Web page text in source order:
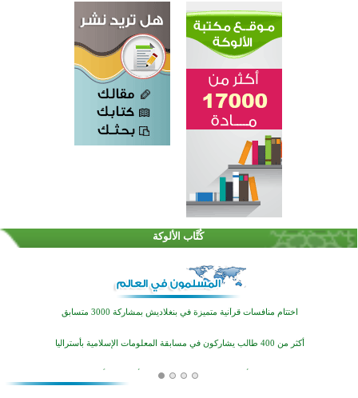
كُتَّاب الألوكة
اختتام الدورة التاسعة لمسابقة حفظ وتلاوة القرآن الكريم في أزناكاييف
تيسليتش تختتم برنامجا تعليميا لتعزيز القيم وبناء الشخصية للشباب المسلمين
اختتام منافسات قرآنية متميزة في بنغلاديش بمشاركة 3000 متسابق
أكثر من 400 طالب يشاركون في مسابقة المعلومات الإسلامية بأستراليا
افتتاح تاريخي لأول مسجد في بلييفليا بالجبل الأسود منذ أكثر من قرن